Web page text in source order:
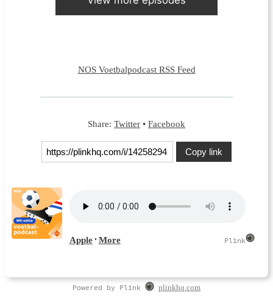
NOS Voetbalpodcast RSS Feed
Share: Twitter • Facebook
Copy link
Powered by Plink plinkhq.com